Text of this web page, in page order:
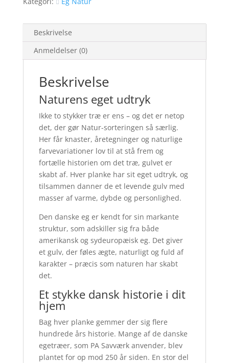
Beskrivelse
Anmeldelser (0)
Beskrivelse
Naturens eget udtryk
Ikke to stykker træ er ens – og det er netop
det, der gør Natur-sorteringen så særlig.
Her får knaster, åretegninger og naturlige
farvevariationer lov til at stå frem og
fortælle historien om det træ, gulvet er
skabt af. Hver planke har sit eget udtryk, og
tilsammen danner de et levende gulv med
masser af varme, dybde og personlighed.
Den danske eg er kendt for sin markante
struktur, som adskiller sig fra både
amerikansk og sydeuropæisk eg. Det giver
et gulv, der føles ægte, naturligt og fuld af
karakter – præcis som naturen har skabt
det.
Et stykke dansk historie i dit
hjem
Bag hver planke gemmer der sig flere
hundrede års historie. Mange af de danske
egetræer, som PA Savværk anvender, blev
plantet for op mod 250 år siden. En stor del